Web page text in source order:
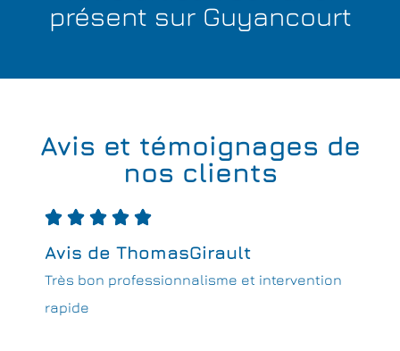
présent sur Guyancourt
Avis et témoignages de
nos clients
    
Avis de ThomasGirault
Très bon professionnalisme et intervention
rapide